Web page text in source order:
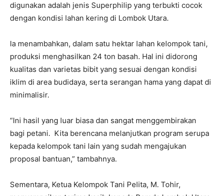
digunakan adalah jenis Superphilip yang terbukti cocok
dengan kondisi lahan kering di Lombok Utara.
Ia menambahkan, dalam satu hektar lahan kelompok tani,
produksi menghasilkan 24 ton basah. Hal ini didorong
kualitas dan varietas bibit yang sesuai dengan kondisi
iklim di area budidaya, serta serangan hama yang dapat di
minimalisir.
“Ini hasil yang luar biasa dan sangat menggembirakan
bagi petani. Kita berencana melanjutkan program serupa
kepada kelompok tani lain yang sudah mengajukan
proposal bantuan,” tambahnya.
Sementara, Ketua Kelompok Tani Pelita, M. Tohir,